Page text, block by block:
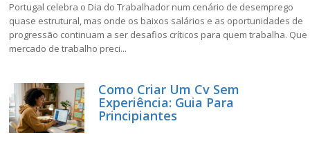
Portugal celebra o Dia do Trabalhador num cenário de desemprego
quase estrutural, mas onde os baixos salários e as oportunidades de
progressão continuam a ser desafios críticos para quem trabalha. Que
mercado de trabalho preci...
Como Criar Um Cv Sem
Experiência: Guia Para
Principiantes